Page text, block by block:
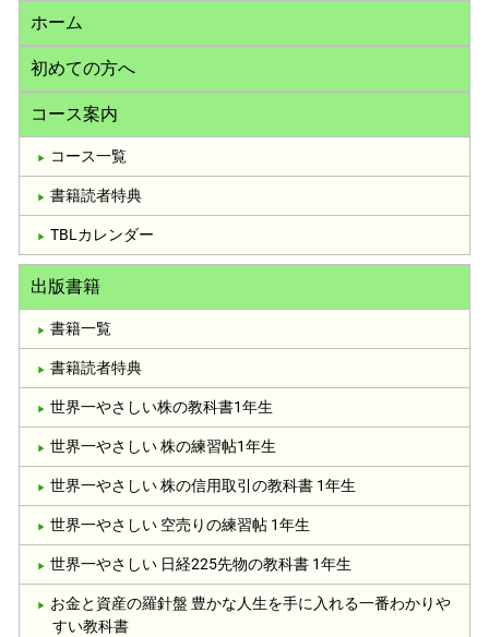
ホーム
初めての方へ
コース案内
コース一覧
書籍読者特典
TBLカレンダー
出版書籍
書籍一覧
書籍読者特典
世界一やさしい株の教科書1年生
世界一やさしい 株の練習帖1年生
世界一やさしい 株の信用取引の教科書 1年生
世界一やさしい 空売りの練習帖 1年生
世界一やさしい 日経225先物の教科書 1年生
お金と資産の羅針盤 豊かな人生を手に入れる一番わかりや
すい教科書